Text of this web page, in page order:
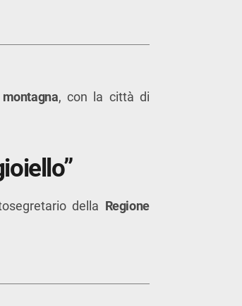
, con la città di
della Regione